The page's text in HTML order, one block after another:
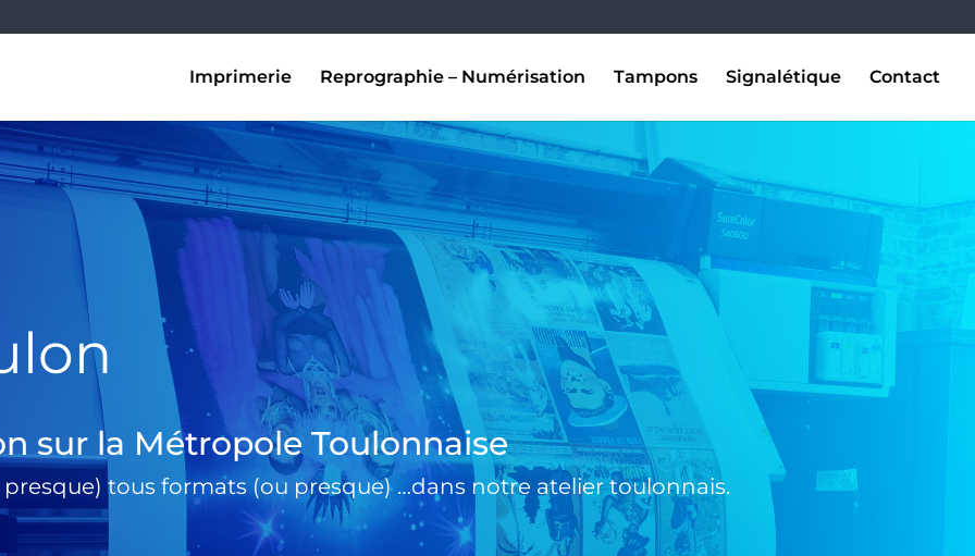
Imprimerie Reprographie – Numérisation Tampons Signalétique Contact
sur la Métropole Toulonnaise
tous formats (ou presque) …dans notre atelier toulonnais.